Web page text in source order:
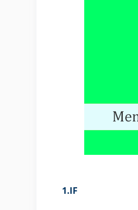
1.IF